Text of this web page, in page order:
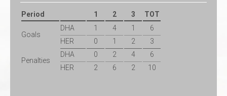
Period 1 2 3 TOT
Goals
DHA 1 4 1
6
HER
0 1 2 3
Penalties
DHA 0 2 4
6
HER
2 6 2 10